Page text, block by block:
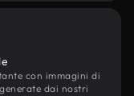
con immagini di
dai nostri